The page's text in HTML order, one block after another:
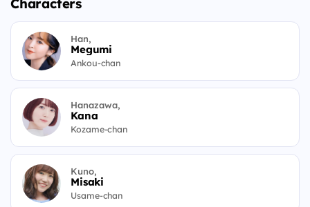
Characters
Han,
Megumi
Ankou-chan
Hanazawa,
Kana
Kozame-chan
Kuno,
Misaki
Usame-chan